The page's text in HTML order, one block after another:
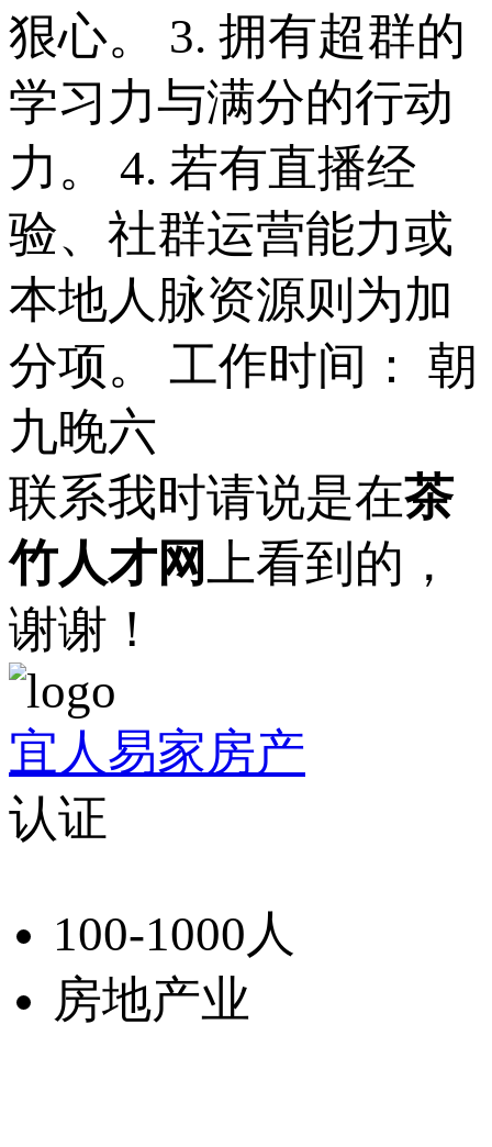
狠心。 3. 拥有超群的
学习力与满分的行动
力。 4. 若有直播经
验、社群运营能力或
本地人脉资源则为加
分项。 工作时间： 朝
九晚六
联系我时请说是在茶
竹人才网
上看到的，
谢谢！
宜人易家房产
认证
100-1000人
房地产业